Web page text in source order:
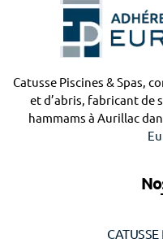
Catusse Piscines & Spas,
et d’abris, fabricant de
hammams à Aurillac
CATUSSE